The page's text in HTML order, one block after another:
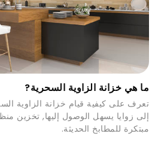
ما هي خزانة الزاوية السحرية?
تعرف على كيفية قيام خزانة الزاوية
إلى زوايا يسهل الوصول إليها,
مبتكرة للمطابخ الحديثة.